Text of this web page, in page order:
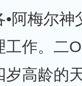
阿梅尔神
工作。二
岁高龄的